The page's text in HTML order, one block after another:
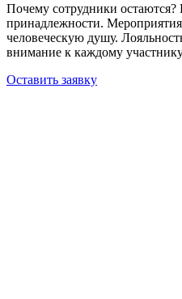
Почему сотрудники остаются?
принадлежности.
человеческую душу.
внимание к каждому
Оставить заявку